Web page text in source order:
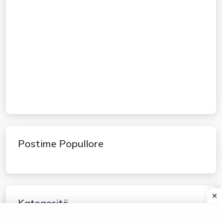
Postime Popullore
Kategoritë